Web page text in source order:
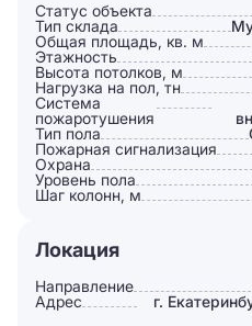
Статус объекта
Тип склада
Общая площадь, кв. м
Этажность
Высота потолков, м
Нагрузка на пол, тн
Система
пожаротушения
Тип пола
Пожарная сигнализация
Охрана
Уровень пола
Шаг колонн, м
Локация
Направление
Адрес
г.